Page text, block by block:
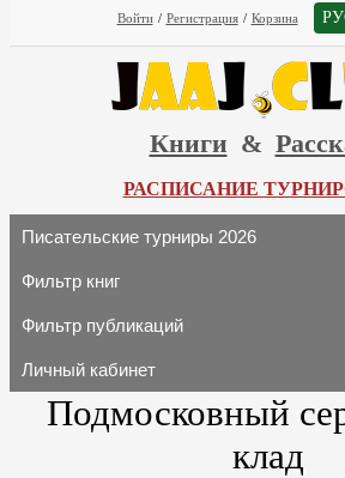
Войти / Регистрация / Корзина
Книги &
РАСПИСАНИЕ
Писательские турниры 2026
Фильтр книг
Фильтр публикаций
Личный кабинет
Подмосковный
клад